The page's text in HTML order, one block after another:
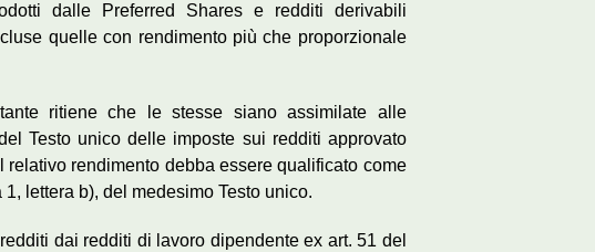
dalle Preferred Shares e redditi derivabili
quelle con rendimento più che proporzionale
ritiene che le stesse siano assimilate alle
Testo unico delle imposte sui redditi approvato
rendimento debba essere qualificato come
lettera b), del medesimo Testo unico.
dai redditi di lavoro dipendente ex art. 51 del